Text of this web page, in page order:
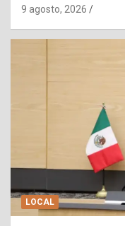
9 agosto, 2026
LOCAL